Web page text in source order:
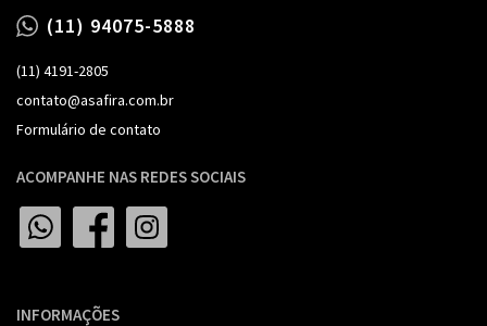
(11) 94075-5888
(11) 4191-2805
contato@asafira.com.br
Formulário de contato
ACOMPANHE NAS REDES SOCIAIS
INFORMAÇÕES